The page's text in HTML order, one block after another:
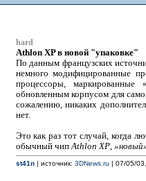
hard
Athlon XP в новой "упаковке"
По данным французских
немного модифицированные
процессоры,
обновленным корпусом для
сожалению, никаких
нет.
Это как раз тот случай, когда
обычный чипAthlon XP,
st41n| источник: 3DNews.ru | 07/05/